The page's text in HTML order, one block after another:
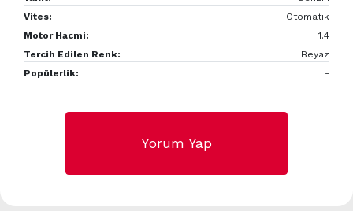
Vites:
Otomatik
Motor Hacmi:
1.4
Tercih Edilen Renk:
Beyaz
Popülerlik:
-
Yorum Yap